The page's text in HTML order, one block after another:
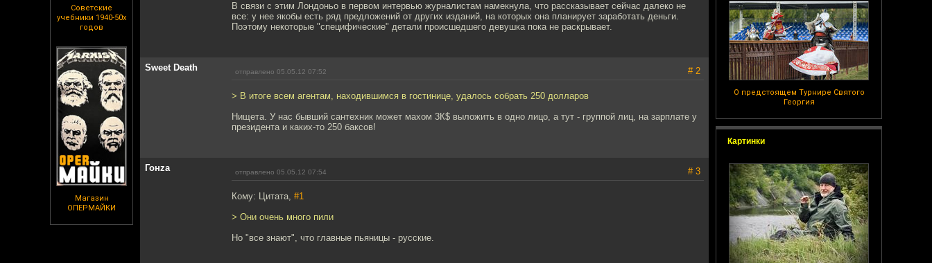
Советские
учебники 1940-50х
годов
Магазин
ОПЕРМАЙКИ
О предстоящем Турнире Святого
Георгия
Картинки
В связи с этим Лондоньо в первом интервью журналистам намекнула, что рассказывает сейчас далеко не
все: у нее якобы есть ряд предложений от других изданий, на которых она планирует заработать деньги.
Поэтому некоторые "специфические" детали происшедшего девушка пока не раскрывает.
Sweet Death отправлено 05.05.12 07:52 # 2
> В итоге всем агентам, находившимся в гостинице, удалось собрать 250 долларов
Нищета. У нас бывший сантехник может махом 3К$ выложить в одно лицо, а тут - группой лиц, на зарплате у
президента и каких-то 250 баксов!
Гонzа отправлено 05.05.12 07:54 # 3
Кому: Цитата, #1
> Они очень много пили
Но "все знают", что главные пьяницы - русские.